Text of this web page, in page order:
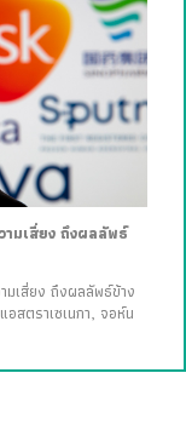
มเสี่ยง ถึงผลลัพธ์
เสี่ยง ถึงผลลัพธ์ข้าง
อสตราเซเนกา, จอห์น